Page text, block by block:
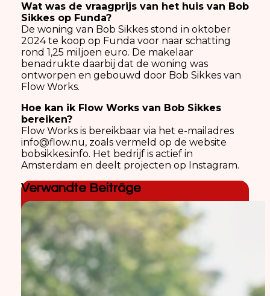
Wat was de vraagprijs van het huis van Bob
Sikkes op Funda?
De woning van Bob Sikkes stond in oktober
2024 te koop op Funda voor naar schatting
rond 1,25 miljoen euro. De makelaar
benadrukte daarbij dat de woning was
ontworpen en gebouwd door Bob Sikkes van
Flow Works.
Hoe kan ik Flow Works van Bob Sikkes
bereiken?
Flow Works is bereikbaar via het e-mailadres
info@flow.nu, zoals vermeld op de website
bobsikkes.info. Het bedrijf is actief in
Amsterdam en deelt projecten op Instagram.
Verwandte Beiträge